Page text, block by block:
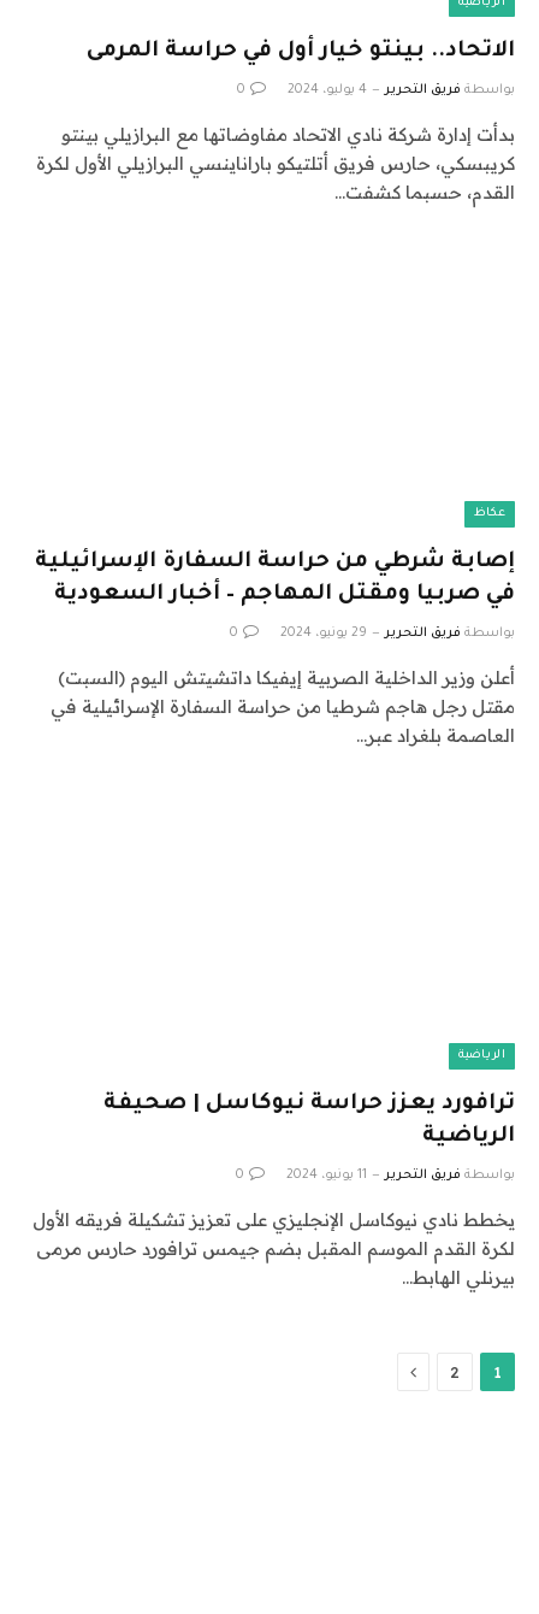
الرياضية
الاتحاد.. بينتو خيار أول في حراسة المرمى
بواسطة فريق التحرير 4 يوليو، 2024 0
بدأت إدارة شركة نادي الاتحاد مفاوضاتها مع البرازيلي بينتو
كريبسكي، حارس فريق أتلتيكو باراناينسي البرازيلي الأول لكرة
القدم، حسبما كشفت…
عكاظ
إصابة شرطي من حراسة السفارة الإسرائيلية
في صربيا ومقتل المهاجم – أخبار السعودية
بواسطة فريق التحرير 29 يونيو، 2024 0
أعلن وزير الداخلية الصربية إيفيكا داتشيتش اليوم (السبت)
مقتل رجل هاجم شرطيا من حراسة السفارة الإسرائيلية في
العاصمة بلغراد عبر…
الرياضية
ترافورد يعزز حراسة نيوكاسل | صحيفة
الرياضية
بواسطة فريق التحرير 11 يونيو، 2024 0
يخطط نادي نيوكاسل الإنجليزي على تعزيز تشكيلة فريقه الأول
لكرة القدم الموسم المقبل بضم جيمس ترافورد حارس مرمى
بيرنلي الهابط…
1
2 التالي